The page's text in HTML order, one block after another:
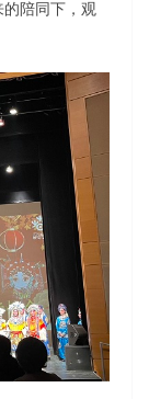
陪同下，观